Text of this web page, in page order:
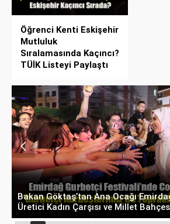
Öğrenci Kenti Eskişehir
Mutluluk
Sıralamasında Kaçıncı?
TÜİK Listeyi Paylaştı
Bakan Göktaş’tan Ana Ocağı
Üretici Kadın Çarşısı ve Millet